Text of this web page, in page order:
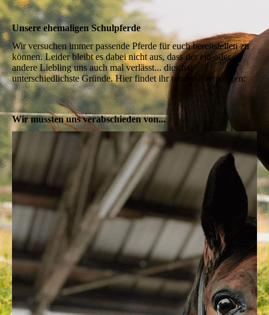
Unsere ehemaligen Schulpferde
Wir versuchen immer passende Pferde für euch bereitstellen zu
können. Leider bleibt es dabei nicht aus, dass der ein oder
andere Liebling uns auch mal verlässt... dies hat
unterschiedlichste Gründe. Hier findet ihr unsere Ehemaligen:
Wir mussten uns verabschieden von...